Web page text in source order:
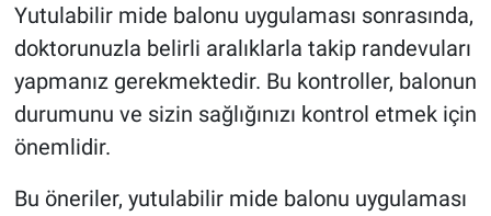
Yutulabilir mide balonu uygulaması sonrasında,
doktorunuzla belirli aralıklarla takip randevuları
yapmanız gerekmektedir. Bu kontroller, balonun
durumunu ve sizin sağlığınızı kontrol etmek için
önemlidir.
Bu öneriler, yutulabilir mide balonu uygulaması